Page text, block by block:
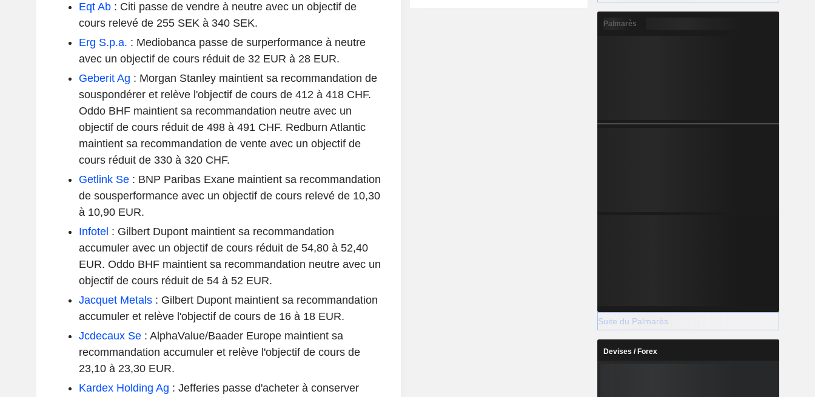
Eqt Ab: Citi passe de vendre à neutre avec un objectif de
cours relevé de 255 SEK à 340 SEK.
Erg S.p.a. : Mediobanca passe de surperformance à neutre
avec un objectif de cours réduit de 32 EUR à 28 EUR.
Geberit Ag : Morgan Stanley maintient sa recommandation de
souspondérer et relève l'objectif de cours de 412 à 418 CHF.
Oddo BHF maintient sa recommandation neutre avec un
objectif de cours réduit de 498 à 491 CHF. Redburn Atlantic
maintient sa recommandation de vente avec un objectif de
cours réduit de 330 à 320 CHF.
Getlink Se: BNP Paribas Exane maintient sa recommandation
de sousperformance avec un objectif de cours relevé de 10,30
à 10,90 EUR.
Infotel : Gilbert Dupont maintient sa recommandation
accumuler avec un objectif de cours réduit de 54,80 à 52,40
EUR. Oddo BHF maintient sa recommandation neutre avec un
objectif de cours réduit de 54 à 52 EUR.
Jacquet Metals: Gilbert Dupont maintient sa recommandation
accumuler et relève l'objectif de cours de 16 à 18 EUR.
Jcdecaux Se: AlphaValue/Baader Europe maintient sa
recommandation accumuler et relève l'objectif de cours de
23,10 à 23,30 EUR.
Kardex Holding Ag : Jefferies passe d'acheter à conserver
Palmarès
Suite du Palmarès
Devises / Forex